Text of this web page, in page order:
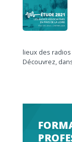
lieux des radios
Découvrez,